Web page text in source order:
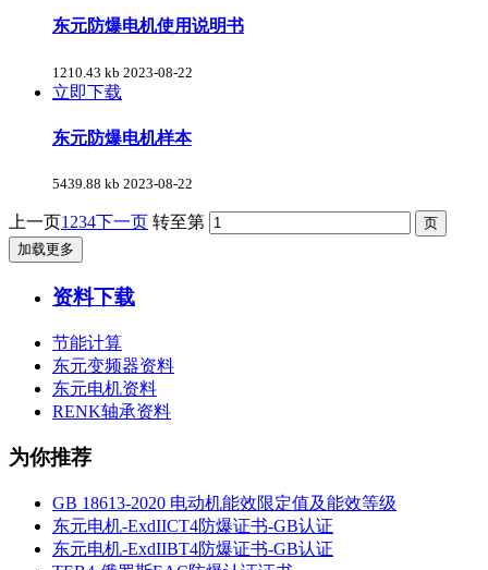
东元防爆电机使用说明书
1210.43 kb 2023-08-22
立即下载
东元防爆电机样本
5439.88 kb 2023-08-22
上一页1 234下一页 转至第
加载更多
资料下载
节能计算
东元变频器资料
东元电机资料
RENK轴承资料
为你推荐
GB 18613-2020 电动机能效限定值及能效等级
东元电机-ExdIICT4防爆证书-GB认证
东元电机-ExdIIBT4防爆证书-GB认证